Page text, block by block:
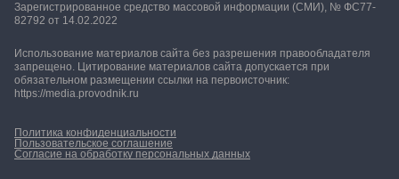
Зарегистрированное средство массовой информации (СМИ), № ФС77-
82792 от 14.02.2022
Использование материалов сайта без разрешения правообладателя
запрещено. Цитирование материалов сайта допускается при
обязательном размещении ссылки на первоисточник:
https://media.provodnik.ru
Политика конфиденциальности
Пользовательское соглашение
Согласие на обработку персональных данных